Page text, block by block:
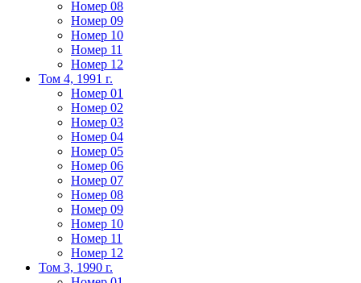
Номер 08
Номер 09
Номер 10
Номер 11
Номер 12
Том 4, 1991 г.
Номер 01
Номер 02
Номер 03
Номер 04
Номер 05
Номер 06
Номер 07
Номер 08
Номер 09
Номер 10
Номер 11
Номер 12
Том 3, 1990 г.